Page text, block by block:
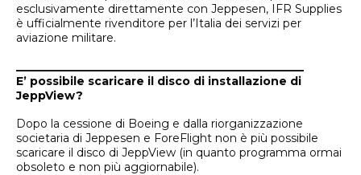
esclusivamente direttamente con Jeppesen, IFR Supplies
è ufficialmente rivenditore per l’Italia dei servizi per
aviazione militare.
E’ possibile scaricare il disco di installazione di
JeppView?
Dopo la cessione di Boeing e dalla riorganizzazione
societaria di Jeppesen e ForeFlight non è più possibile
scaricare il disco di JeppView (in quanto programma ormai
obsoleto e non più aggiornabile).